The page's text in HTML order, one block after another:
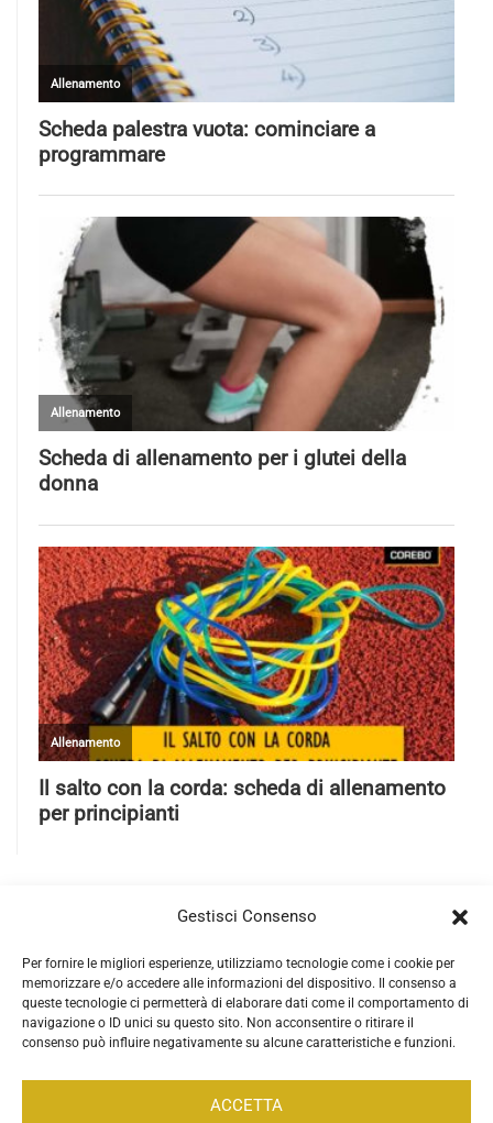
Gestisci Consenso
Per fornire le migliori esperienze, utilizziamo tecnologie come i cookie per
memorizzare e/o accedere alle informazioni del dispositivo. Il consenso a
queste tecnologie ci permetterà di elaborare dati come il comportamento di
navigazione o ID unici su questo sito. Non acconsentire o ritirare il
consenso può influire negativamente su alcune caratteristiche e funzioni.
ACCETTA